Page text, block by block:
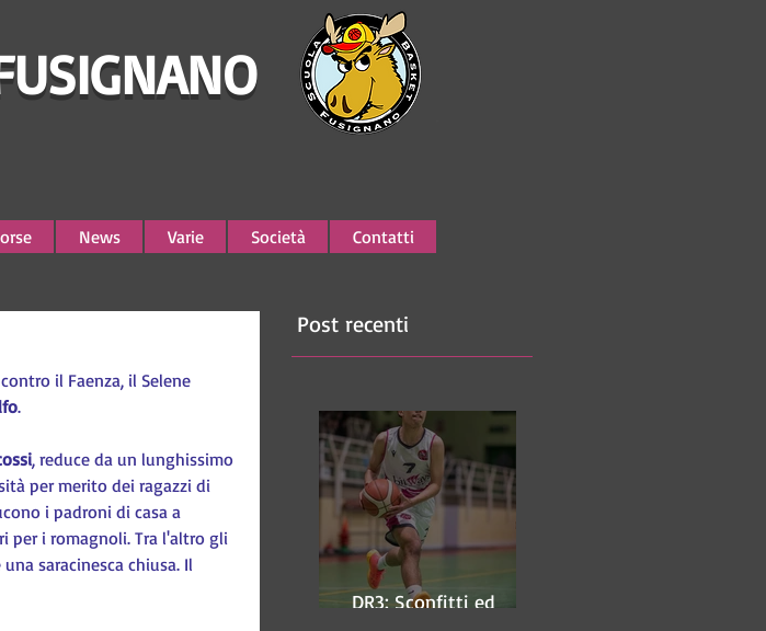
News Varie Società Contatti
il Faenza, il Selene
.
, reduce da un lunghissimo
per merito dei ragazzi di
i padroni di casa a
per i romagnoli. Tra l'altro gli
saracinesca chiusa. Il
Post recenti
DR3: Sconfitti ed